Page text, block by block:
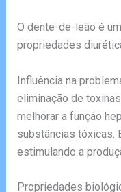
O dente-de-leão é
propriedades
Influência na
eliminação de
melhorar a função
substâncias tóxicas.
estimulando a
Propriedades